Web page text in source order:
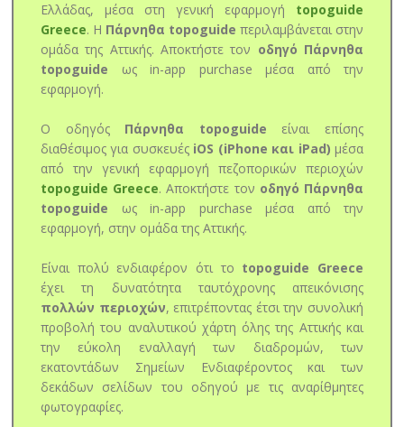
Ελλάδας, μέσα στη γενική εφαρμογή topoguide
Greece. Η Πάρνηθα topoguide περιλαμβάνεται στην
ομάδα της Αττικής. Αποκτήστε τον οδηγό Πάρνηθα
topoguide ως in-app purchase μέσα από την
εφαρμογή.
Ο οδηγός Πάρνηθα topoguide είναι επίσης
διαθέσιμος για συσκευές iOS (iPhone και iPad) μέσα
από την γενική εφαρμογή πεζοπορικών περιοχών
topoguide Greece. Αποκτήστε τον οδηγό Πάρνηθα
topoguide ως in-app purchase μέσα από την
εφαρμογή, στην ομάδα της Αττικής.
Είναι πολύ ενδιαφέρον ότι το topoguide Greece
έχει τη δυνατότητα ταυτόχρονης απεικόνισης
πολλών περιοχών, επιτρέποντας έτσι την συνολική
προβολή του αναλυτικού χάρτη όλης της Αττικής και
την εύκολη εναλλαγή των διαδρομών, των
εκατοντάδων Σημείων Ενδιαφέροντος και των
δεκάδων σελίδων του οδηγού με τις αναρίθμητες
φωτογραφίες.